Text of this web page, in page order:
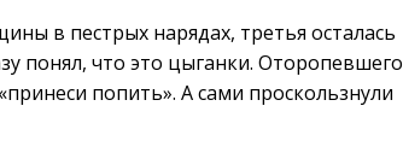
в пестрых нарядах, третья осталась
понял, что это цыганки. Оторопевшего
попить». А сами проскользнули